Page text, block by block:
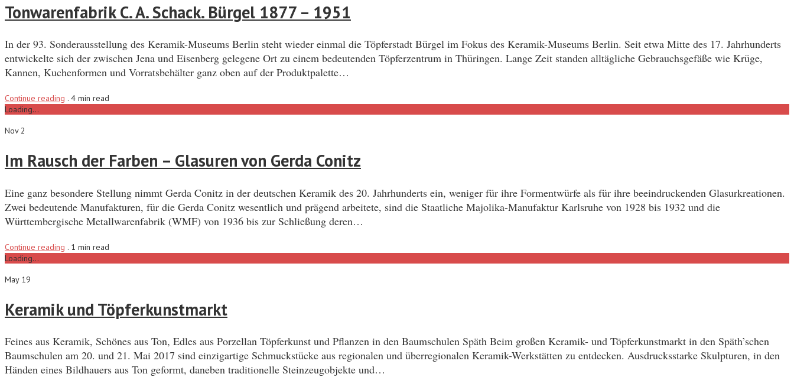
Tonwarenfabrik C. A. Schack. Bürgel 1877 – 1951
In der 93. Sonderausstellung des Keramik-Museums Berlin steht wieder einmal die Töpferstadt Bürgel im Fokus des Keramik-Museums Berlin. Seit etwa Mitte des 17. Jahrhunderts
entwickelte sich der zwischen Jena und Eisenberg gelegene Ort zu einem bedeutenden Töpferzentrum in Thüringen. Lange Zeit standen alltägliche Gebrauchsgefäße wie Krüge,
Kannen, Kuchenformen und Vorratsbehälter ganz oben auf der Produktpalette…
Continue reading . 4 min read
Loading...
Nov 2
Im Rausch der Farben – Glasuren von Gerda Conitz
Eine ganz besondere Stellung nimmt Gerda Conitz in der deutschen Keramik des 20. Jahrhunderts ein, weniger für ihre Formentwürfe als für ihre beeindruckenden Glasurkreationen.
Zwei bedeutende Manufakturen, für die Gerda Conitz wesentlich und prägend arbeitete, sind die Staatliche Majolika-Manufaktur Karlsruhe von 1928 bis 1932 und die
Württembergische Metallwarenfabrik (WMF) von 1936 bis zur Schließung deren…
Continue reading . 1 min read
Loading...
May 19
Keramik und Töpferkunstmarkt
Feines aus Keramik, Schönes aus Ton, Edles aus Porzellan Töpferkunst und Pflanzen in den Baumschulen Späth Beim großen Keramik- und Töpferkunstmarkt in den Späth’schen
Baumschulen am 20. und 21. Mai 2017 sind einzigartige Schmuckstücke aus regionalen und überregionalen Keramik-Werkstätten zu entdecken. Ausdrucksstarke Skulpturen, in den
Händen eines Bildhauers aus Ton geformt, daneben traditionelle Steinzeugobjekte und…